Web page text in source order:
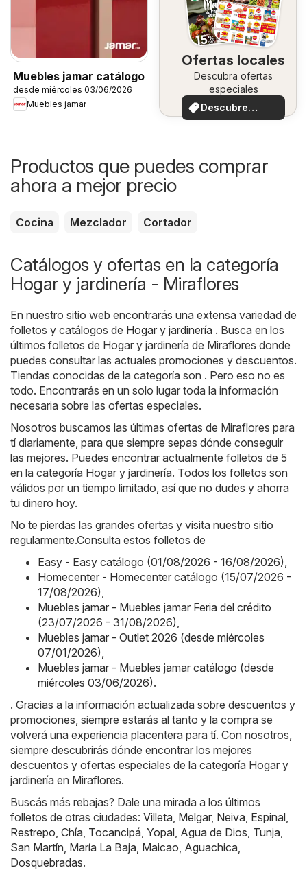
Muebles jamar catálogo
desde miércoles 03/06/2026
Muebles jamar
Ofertas locales
Descubra ofertas
especiales
Descubre
ofertas
Productos que puedes comprar
ahora a mejor precio
Cocina Mezclador Cortador
Catálogos y ofertas en la categoría
Hogar y jardinería - Miraflores
En nuestro sitio web encontrarás una extensa variedad de
folletos y catálogos de Hogar y jardinería . Busca en los
últimos folletos de Hogar y jardinería de Miraflores donde
puedes consultar las actuales promociones y descuentos.
Tiendas conocidas de la categoría son . Pero eso no es
todo. Encontrarás en un solo lugar toda la información
necesaria sobre las ofertas especiales.
Nosotros buscamos las últimas ofertas de Miraflores para
tí diariamente, para que siempre sepas dónde conseguir
las mejores. Puedes encontrar actualmente folletos de 5
en la categoría Hogar y jardinería. Todos los folletos son
válidos por un tiempo limitado, así que no dudes y ahorra
tu dinero hoy.
No te pierdas las grandes ofertas y visita nuestro sitio
regularmente.Consulta estos folletos de
Easy - Easy catálogo (01/08/2026 - 16/08/2026)
Homecenter - Homecenter catálogo (15/07/2026 -
17/08/2026)
Muebles jamar - Muebles jamar Feria del crédito
(23/07/2026 - 31/08/2026)
Muebles jamar - Outlet 2026 (desde miércoles
07/01/2026)
Muebles jamar - Muebles jamar catálogo (desde
miércoles 03/06/2026).
. Gracias a la información actualizada sobre descuentos y
promociones, siempre estarás al tanto y la compra se
volverá una experiencia placentera para tí. Con nosotros,
siempre descubrirás dónde encontrar los mejores
descuentos y ofertas especiales de la categoría Hogar y
jardinería en Miraflores.
Buscás más rebajas? Dale una mirada a los últimos
folletos de otras ciudades: Villeta Melgar, Neiva Espinal
Restrepo Chía Tocancipá Yopal Agua de Dios Tunja
San Martín María La Baja Maicao Aguachica
Dosquebradas.